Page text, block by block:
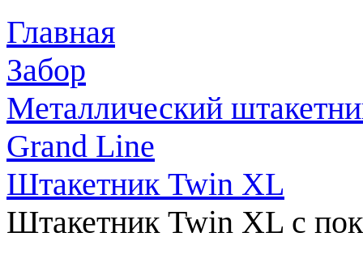
Главная
Забор
Металлический
Grand Line
Штакетник Twin XL
Штакетник Twin XL с